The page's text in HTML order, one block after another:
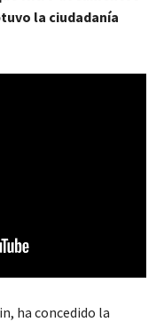
la ciudadanía
ha concedido la